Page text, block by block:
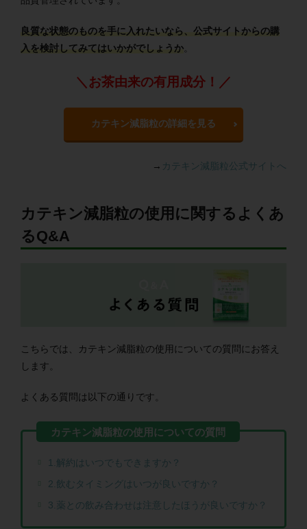
良質な状態のものを手に入れたいなら、公式サイトからの購
入を検討してみてはいかがでしょうか
＼お茶由来の有用成分！／
カテキン減脂粒の詳細を見る
→ カテキン減脂粒公式サイトへ
カテキン減脂粒の使用に関するよくあ
るQ&A
こちらでは、カテキン減脂粒の使用についての質問にお答え
します。
よくある質問は以下の通りです。
1.解約はいつでもできますか？
2.飲むタイミングはいつが良いですか？
3.薬との飲み合わせは注意したほうが良いですか？